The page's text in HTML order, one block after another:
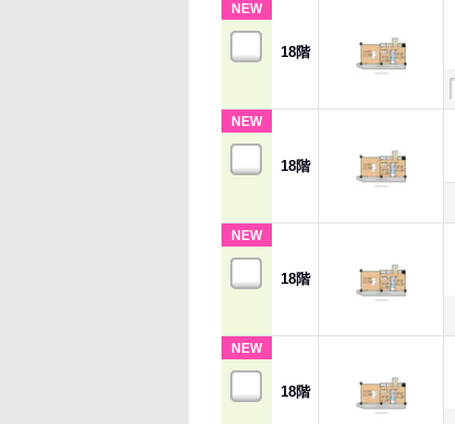
NEW
18階
NEW
18階
NEW
18階
NEW
18階